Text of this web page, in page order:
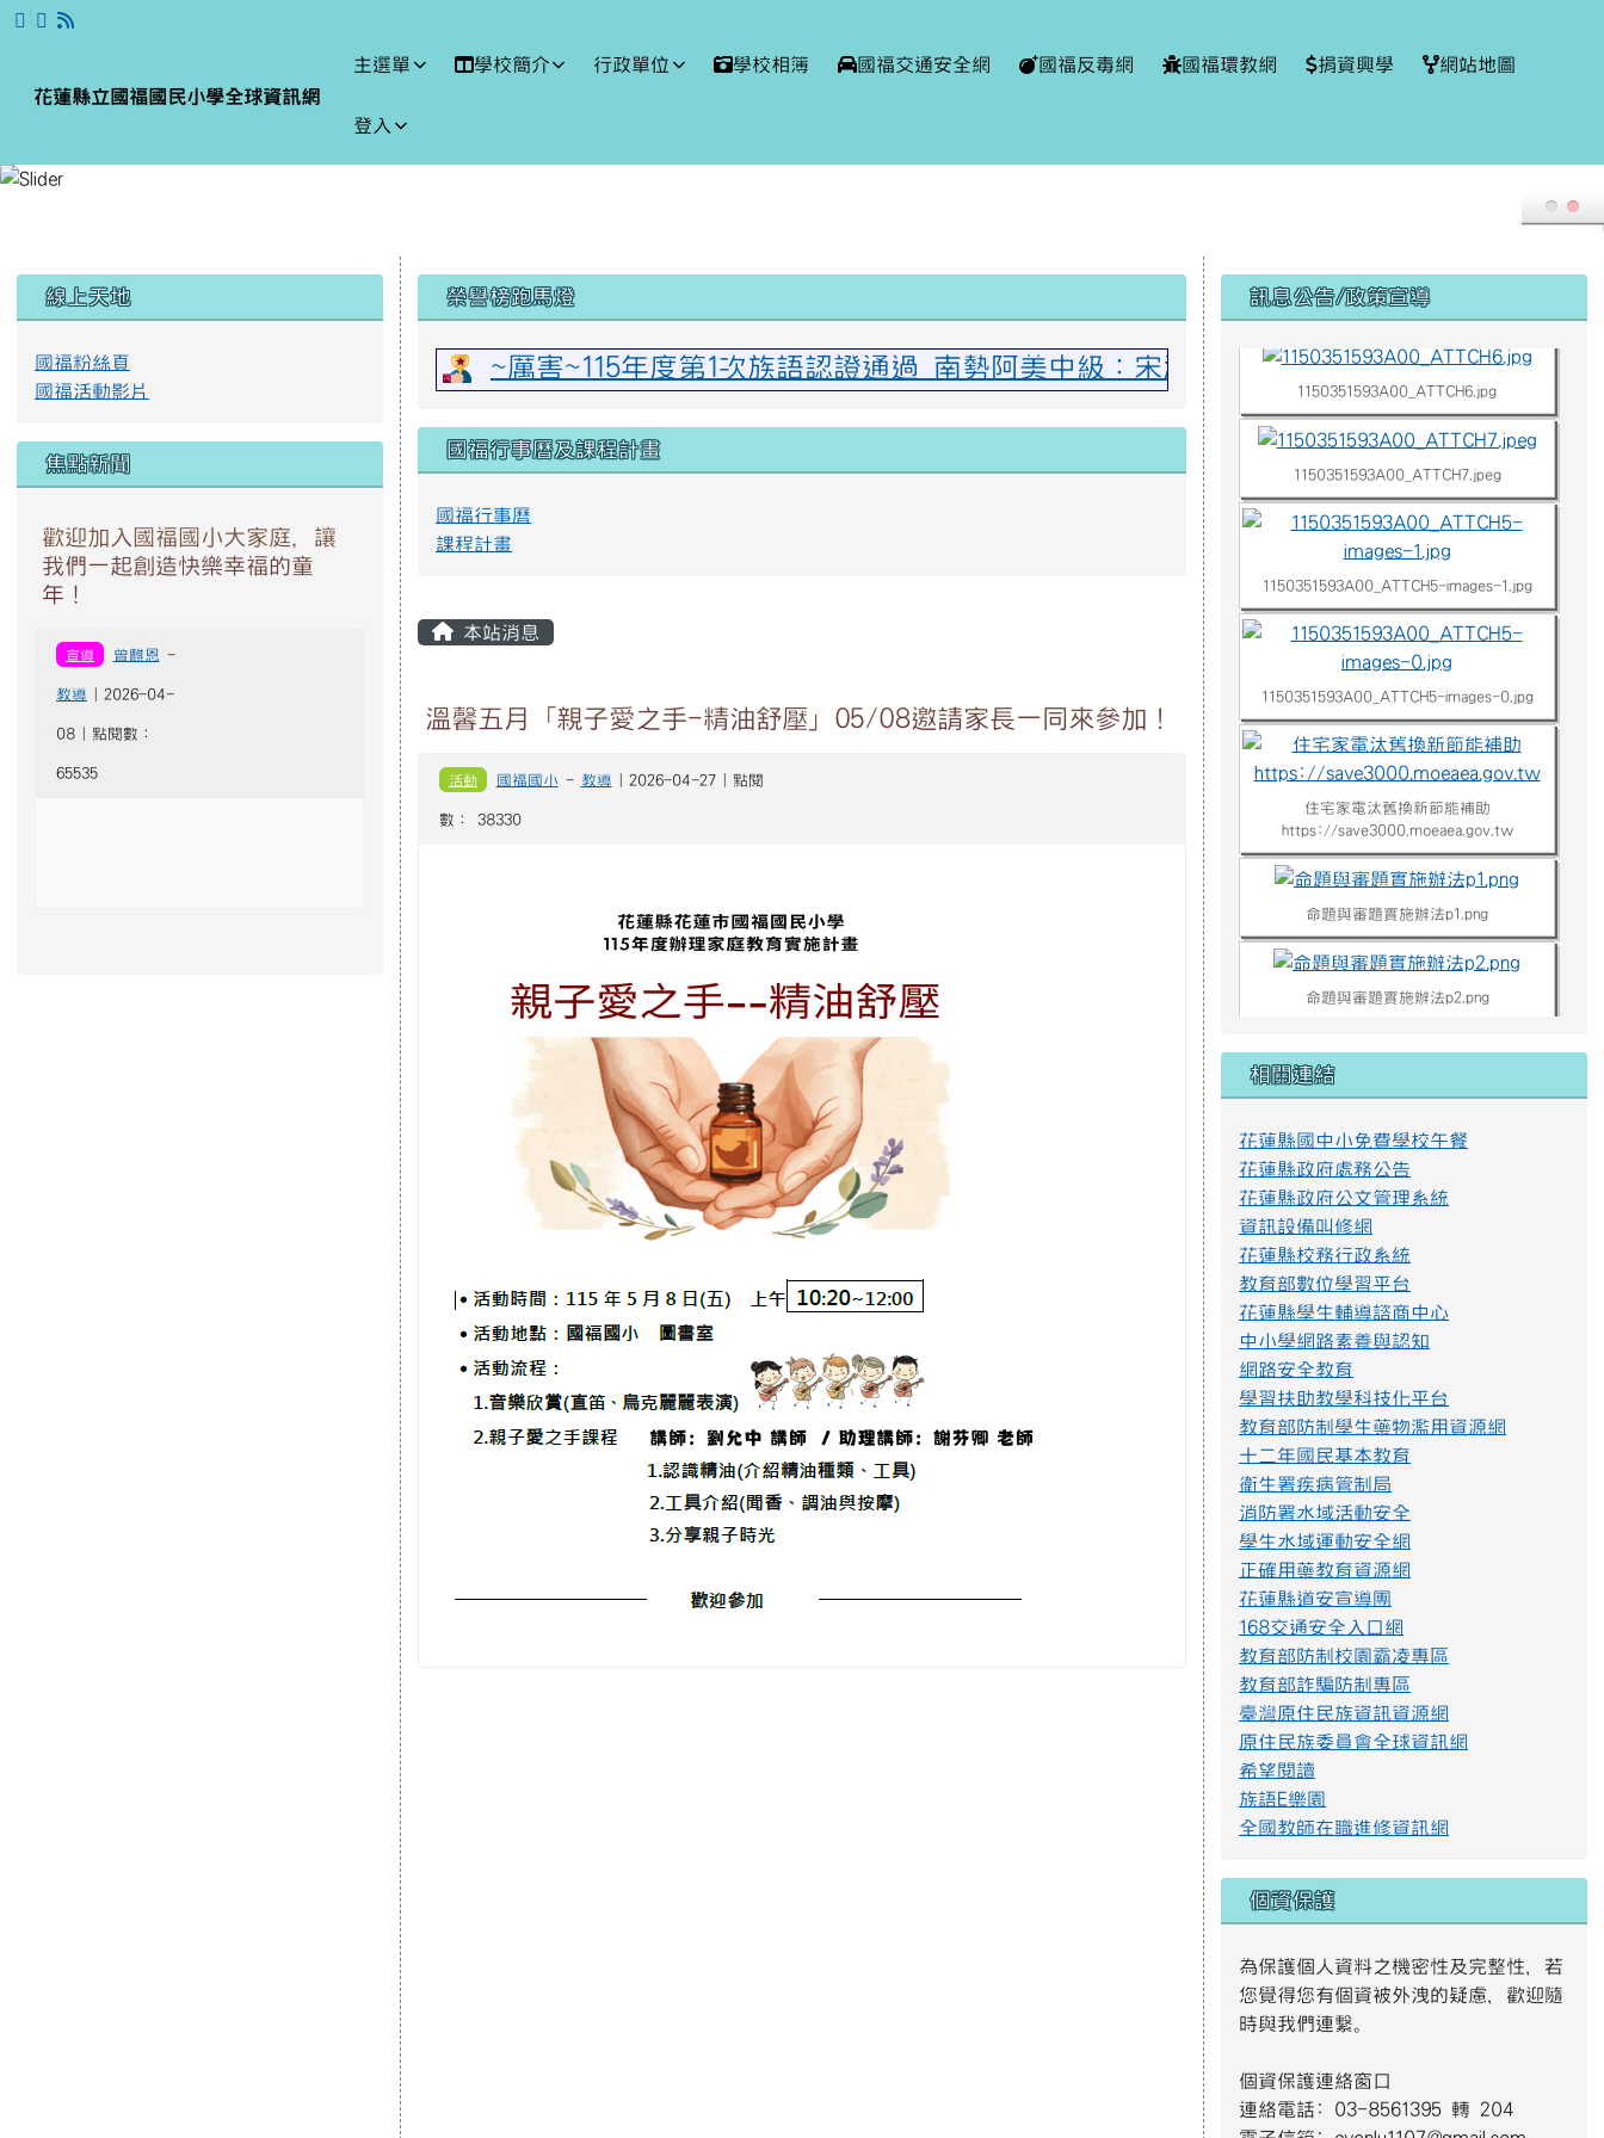
跳至主內容區
花蓮縣立國福國民小學全球資訊網
花蓮縣立國福國民小學全球資訊網
主選單 學校簡介 行政單位 學校相簿 國福交通安全網 國福反毒網 國福環教網 捐資興學 網站地圖
登入
國福粉絲頁
焦點新聞
歡迎加入國福國小大家庭，讓
年！
宣導
08 | 點閱數：
~厲害~115年度第1次族語認證通過 南勢阿美中級：宋湘慈 撒奇萊雅中級：羅永珈、林
國福行事曆及課程計畫
國福行事曆
主內容區域
活動 國福國小- 教導| 2026-04-27 | 點閱
1150351593A00_ATTCH7.jpeg
https://save3000.moeaea.gov.tw
命題與審題實施辦法p1.png
命題與審題實施辦法p2.png
命題與審題實施辦法p3.png
命題與審題實施辦法p4.png
不迷小紅書，青春不迷途
近年小紅書APP為國人下載使用，產生
資訊安全疑慮、詐騙或其他校園安全事件，
經查內政部警政署165打詐儀表板「縣市案
例，態樣包含：網路購物詐騙、假交友（投
資詐財）詐騙、假買家騙賣家詐騙、假求職
詐騙、色情應召詐財詐騙等。因此，教育部
建置「不迷小紅書，青春不迷途」專區，提
料，請多加推廣運用。
https://eliteracy.edu.tw/Shorts/xiaohongshu.html
提升社會大眾對身心障礙者權利公約1.jpg
提升社會大眾對身心障礙者權利公約2.jpg
防範一氧化碳中毐.jpg
遊樂設施管理規範3.png
遊樂設施管理規範2.png
遊樂設施管理規範1.png
S__4137014.jpg
相關連結
花蓮縣國中小免費學校午餐
花蓮縣政府公文管理系統
資訊設備叫修網
花蓮縣校務行政系統
教育部數位學習平台
花蓮縣學生輔導諮商中心
中小學網路素養與認知
網路安全教育
學習扶助教學科技化平台
教育部防制學生藥物濫用資源網
十二年國民基本教育
衛生署疾病管制局
消防署水域活動安全
學生水域運動安全網
正確用藥教育資源網
花蓮縣道安宣導團
168交通安全入口網
教育部防制校園霸凌專區
教育部詐騙防制專區
臺灣原住民族資訊資源網
原住民族委員會全球資訊網
希望閱讀
族語E樂園
全國教師在職進修資訊網
個資保護
為保護個人資料之機密性及完整性，若
時與我們連繫。
個資保護連絡窗口
電子信箱: evonlu1107@gmail.com